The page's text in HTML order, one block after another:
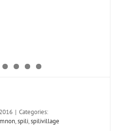
| Categories:
,spili,spilivillage